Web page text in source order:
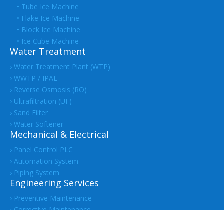
• Tube Ice Machine
• Flake Ice Machine
• Block Ice Machine
• Ice Cube Machine
Water Treatment
› Water Treatment Plant (WTP)
› WWTP / IPAL
› Reverse Osmosis (RO)
› Ultrafiltration (UF)
› Sand Filter
› Water Softener
Mechanical & Electrical
› Panel Control PLC
› Automation System
› Piping System
Engineering Services
› Preventive Maintenance